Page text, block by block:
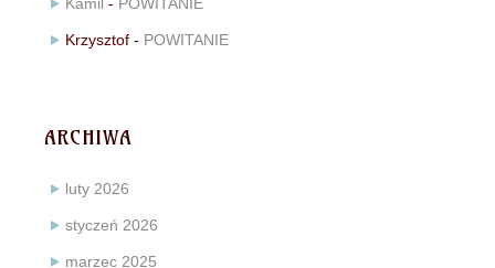
Krzysztof - POWITANIE
ARCHIWA
luty 2026
styczeń 2026
marzec 2025